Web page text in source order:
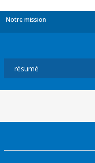
Notre mission